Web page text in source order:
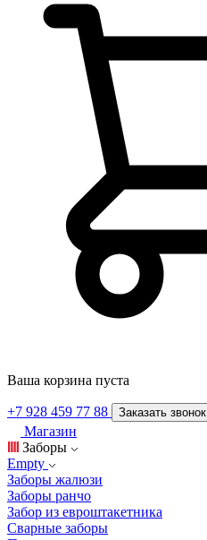
Ваша корзина пуста
+7 928 459 77 88 Заказать звонок
Магазин
Заборы
Empty
Заборы жалюзи
Заборы ранчо
Забор из евроштакетника
Сварные заборы